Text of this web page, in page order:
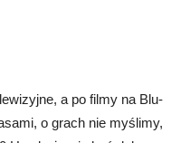
a po filmy na Blu-
o grach nie myślimy,